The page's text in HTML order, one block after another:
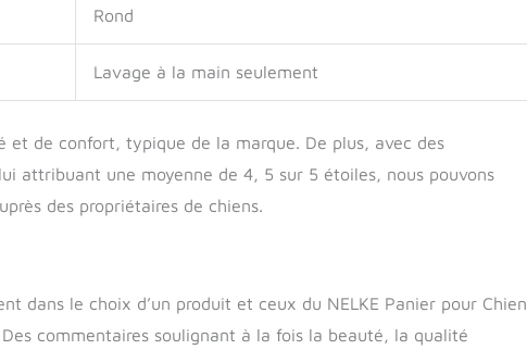
Rond
Lavage à la main seulement
et de confort, typique de la marque. De plus, avec des
attribuant une moyenne de 4, 5 sur 5 étoiles, nous pouvons
des propriétaires de chiens.
dans le choix d’un produit et ceux du NELKE Panier pour Chien
commentaires soulignant à la fois la beauté, la qualité